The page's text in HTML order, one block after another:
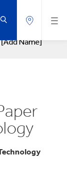
Name]